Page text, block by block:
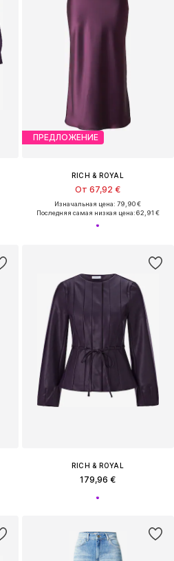
ПРЕДЛОЖЕНИЕ
RICH & ROYAL
От 67,92 €
Изначальная цена: 79,90 €
Последняя самая низкая цена:62,91 €
RICH & ROYAL
179,96 €